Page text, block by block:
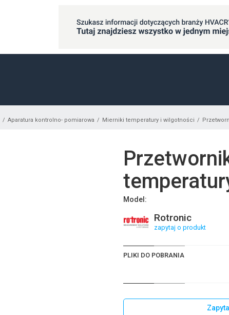
Aparatura kontrolno- pomiarowa Mierniki temperatury i wilgotności
Model:
Rotronic
zapytaj o produkt
PLIKI DO POBRANIA